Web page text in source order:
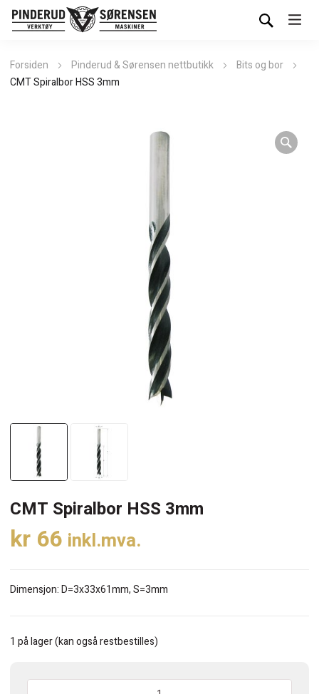
Forsiden Pinderud & Sørensen nettbutikk
Bits og bor
CMT Spiralbor HSS 3mm
CMT Spiralbor HSS 3mm
kr 66 inkl.mva.
Dimensjon: D=3x33x61mm, S=3mm
1 på lager (kan også restbestilles)
CMT